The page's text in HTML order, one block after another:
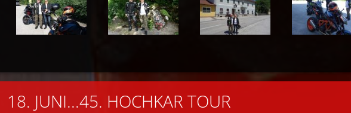
18. JUNI...45. HOCHKAR TOUR